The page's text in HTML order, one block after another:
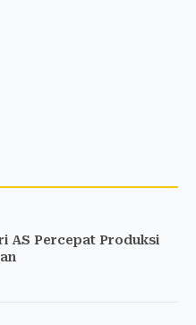
AS Percepat Produksi